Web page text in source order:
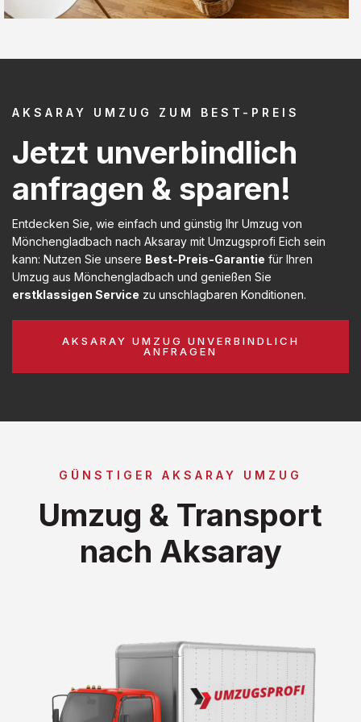
AKSARAY UMZUG ZUM BEST-PREIS
Jetzt unverbindlich
anfragen & sparen!
Entdecken Sie, wie einfach und günstig Ihr Umzug von
Mönchengladbach nach Aksaray mit Umzugsprofi Eich sein
kann: Nutzen Sie unsere Best-Preis-Garantie für Ihren
Umzug aus Mönchengladbach und genießen Sie
erstklassigen Service zu unschlagbaren Konditionen.
AKSARAY UMZUG UNVERBINDLICH
ANFRAGEN
GÜNSTIGER AKSARAY UMZUG
Umzug & Transport
nach Aksaray